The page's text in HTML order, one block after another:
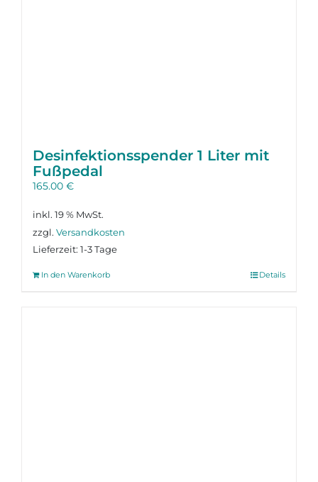
Desinfektions­spender 1 Liter mit
Fußpedal
165.00 €
inkl. 19 % MwSt.
zzgl. Versandkosten
Lieferzeit: 1-3 Tage
In den Warenkorb Details